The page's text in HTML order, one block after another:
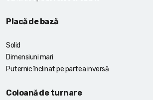
Placă de bază
Solid
Dimensiuni mari
Puternic înclinat pe partea inversă
Coloană de turnare